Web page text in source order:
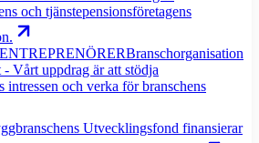
och tjänstepensionsföretagens
Branschorganisation
Vårt uppdrag är att stödja
intressen och verka för branschens
Utvecklingsfond finansierar